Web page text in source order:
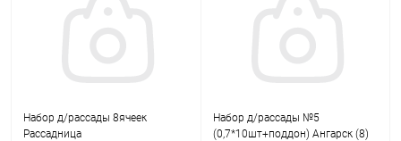
Набор д/рассады 8ячеек
Рассадница
Набор д/рассады №5
(0,7*10шт+поддон) Ангарск (8)